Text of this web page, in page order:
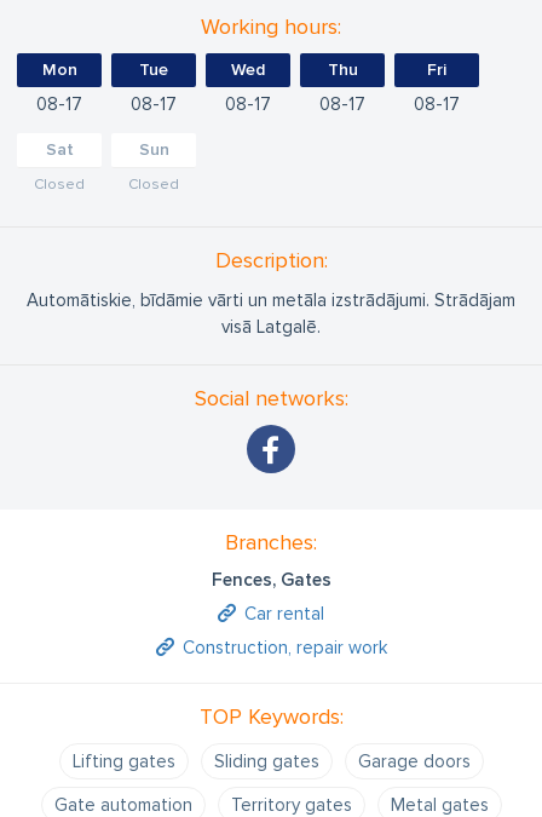
Working hours:
Mon
08 17
Tue
08 17
Wed
08 17
Thu
08 17
Fri
08 17
Sat
Closed
Sun
Closed
Description:
Automātiskie, bīdāmie vārti un metāla izstrādājumi. Strādājam
visā Latgalē.
Social networks:
Branches:
Fences, Gates
Car rental
Construction, repair work
TOP Keywords:
Lifting gates Sliding gates
Garage doors
Gate automation
Territory gates
Metal gates